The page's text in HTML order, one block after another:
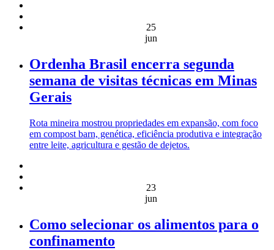
25
jun
Ordenha Brasil encerra segunda
semana de visitas técnicas em Minas
Gerais
Rota mineira mostrou propriedades em expansão, com foco
em compost barn, genética, eficiência produtiva e integração
entre leite, agricultura e gestão de dejetos.
23
jun
Como selecionar os alimentos para o
confinamento